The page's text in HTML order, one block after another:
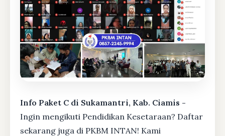
Info Paket C di Sukamantri, Kab. Ciamis -
Ingin mengikuti Pendidikan Kesetaraan? Daftar
sekarang juga di PKBM INTAN! Kami